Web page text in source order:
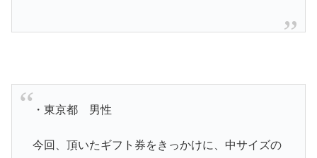
・東京都 男性
今回、頂いたギフト券をきっかけに、中サイズの